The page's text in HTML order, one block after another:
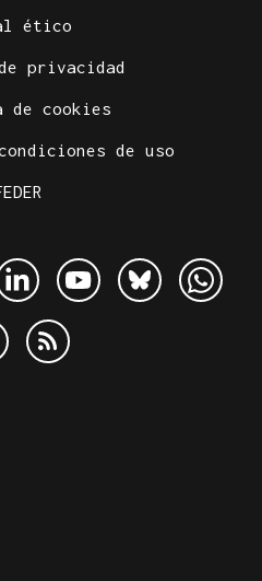
ético
privacidad
cookies
de uso